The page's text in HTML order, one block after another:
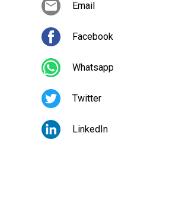
Email
Facebook
Whatsapp
Twitter
LinkedIn